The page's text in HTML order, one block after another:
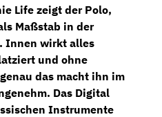
Life zeigt der Polo,
Maßstab in der
Innen wirkt alles
und ohne
das macht ihn im
Das Digital
Instrumente